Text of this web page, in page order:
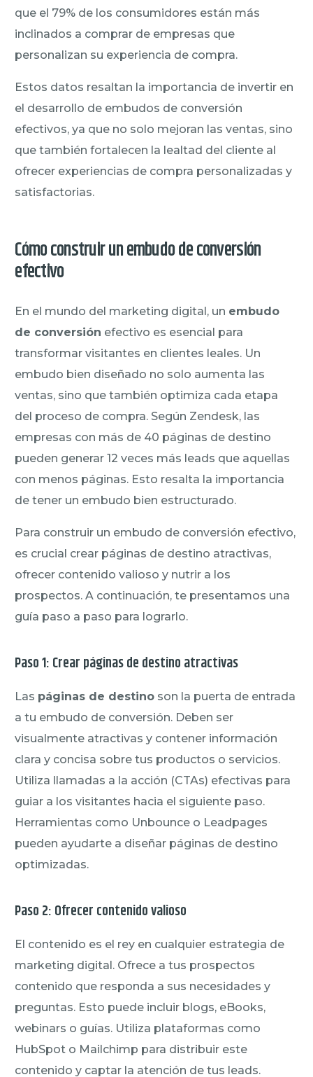
que el 79% de los consumidores están más
inclinados a comprar de empresas que
personalizan su experiencia de compra.
Estos datos resaltan la importancia de invertir en
el desarrollo de embudos de conversión
efectivos, ya que no solo mejoran las ventas, sino
que también fortalecen la lealtad del cliente al
ofrecer experiencias de compra personalizadas y
satisfactorias.
Cómo construir un embudo de conversión
efectivo
En el mundo del marketing digital, un embudo
de conversión efectivo es esencial para
transformar visitantes en clientes leales. Un
embudo bien diseñado no solo aumenta las
ventas, sino que también optimiza cada etapa
del proceso de compra. Según Zendesk, las
empresas con más de 40 páginas de destino
pueden generar 12 veces más leads que aquellas
con menos páginas. Esto resalta la importancia
de tener un embudo bien estructurado.
Para construir un embudo de conversión efectivo,
es crucial crear páginas de destino atractivas,
ofrecer contenido valioso y nutrir a los
prospectos. A continuación, te presentamos una
guía paso a paso para lograrlo.
Paso 1: Crear páginas de destino atractivas
Las páginas de destino son la puerta de entrada
a tu embudo de conversión. Deben ser
visualmente atractivas y contener información
clara y concisa sobre tus productos o servicios.
Utiliza llamadas a la acción (CTAs) efectivas para
guiar a los visitantes hacia el siguiente paso.
Herramientas como Unbounce o Leadpages
pueden ayudarte a diseñar páginas de destino
optimizadas.
Paso 2: Ofrecer contenido valioso
El contenido es el rey en cualquier estrategia de
marketing digital. Ofrece a tus prospectos
contenido que responda a sus necesidades y
preguntas. Esto puede incluir blogs, eBooks,
webinars o guías. Utiliza plataformas como
HubSpot o Mailchimp para distribuir este
contenido y captar la atención de tus leads.